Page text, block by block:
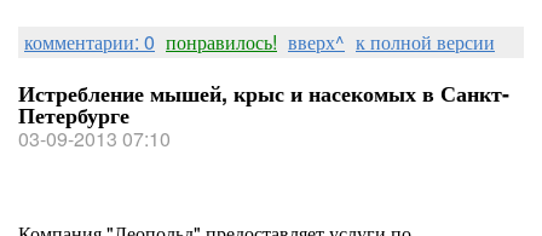
комментарии: 0 понравилось! вверх^ к полной версии
Истребление мышей, крыс и насекомых в Санкт-
Петербурге
03-09-2013 07:10